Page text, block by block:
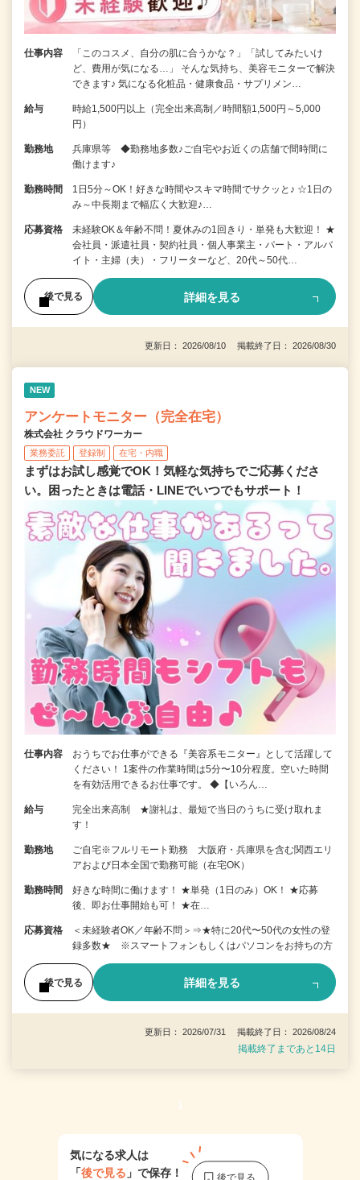
仕事内容
「このコスメ、自分の肌に合うかな？」「試してみたいけ
ど、費用が気になる…」 そんな気持ち、美容モニターで解決
できます♪ 気になる化粧品・健康食品・サプリメン…
給与
時給1,500円以上（完全出来高制／時間額1,500円～5,000
円）
勤務地
兵庫県等 ◆勤務地多数♪ご自宅やお近くの店舗で間時間に
働けます♪
勤務時間
1日5分～OK！好きな時間やスキマ時間でサクッと♪ ☆1日の
み～中長期まで幅広く大歓迎♪…
応募資格
未経験OK＆年齢不問！夏休みの1回きり・単発も大歓迎！ ★
会社員・派遣社員・契約社員・個人事業主・パート・アルバ
イト・主婦（夫）・フリーターなど、20代～50代…
後で見る 詳細を見る
更新日： 2026/08/10 掲載終了日： 2026/08/30
NEW
アンケートモニター（完全在宅）
株式会社 クラウドワーカー
業務委託 登録制 在宅・内職
まずはお試し感覚でOK！気軽な気持ちでご応募くださ
い。困ったときは電話・LINEでいつでもサポート！
仕事内容
おうちでお仕事ができる『美容系モニター』として活躍して
ください！ 1案件の作業時間は5分〜10分程度。空いた時間
を有効活用できるお仕事です。 ◆【いろん…
給与
完全出来高制 ★謝礼は、最短で当日のうちに受け取れま
す！
勤務地
ご自宅※フルリモート勤務 大阪府・兵庫県を含む関西エリ
アおよび日本全国で勤務可能（在宅OK）
勤務時間
好きな時間に働けます！ ★単発（1日のみ）OK！ ★応募
後、即お仕事開始も可！ ★在…
応募資格
＜未経験者OK／年齢不問＞⇒★特に20代〜50代の女性の登
録多数★ ※スマートフォンもしくはパソコンをお持ちの方
後で見る 詳細を見る
更新日： 2026/07/31 掲載終了日： 2026/08/24
掲載終了まであと14日
1
気になる求人は
「後で見る 」で保存！